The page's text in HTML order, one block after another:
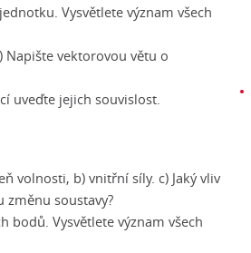
Vysvětlete význam všech
vektorovou větu o
uveďte jejich souvislost.
volnosti, b) vnitřní síly. c) Jaký vliv
soustavy?
bodů. Vysvětlete význam všech